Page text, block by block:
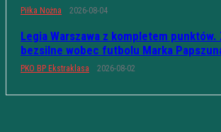
Piłka Nożna 2026-08-04
Legia Warszawa z kompletem punktów.
bezsilne wobec futbolu Marka
PKO BP Ekstraklasa 2026-08-02